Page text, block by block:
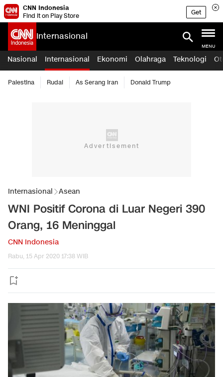
CNN Indonesia
Find it on Play Store
Get
Internasional
MENU
Nasional Internasional Ekonomi Olahraga Teknologi
Palestina Rudal As Serang Iran Donald Trump
Internasional Asean
WNI Positif Corona di Luar Negeri 390
Orang, 16 Meninggal
CNN Indonesia
Rabu, 15 Apr 2020 17:38 WIB